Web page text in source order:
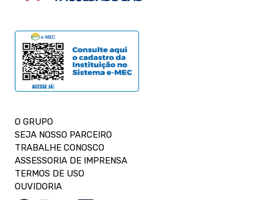
O GRUPO
SEJA NOSSO PARCEIRO
TRABALHE CONOSCO
ASSESSORIA DE IMPRENSA
TERMOS DE USO
OUVIDORIA